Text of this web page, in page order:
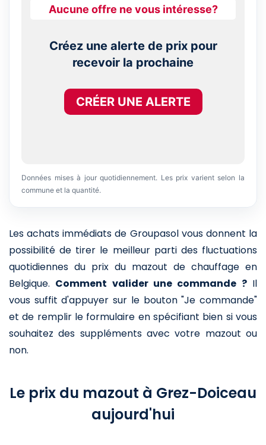
Aucune offre ne vous intéresse?
Créez une alerte de prix pour
recevoir la prochaine
CRÉER UNE ALERTE
Données mises à jour quotidiennement. Les prix varient selon la
commune et la quantité.
Les achats immédiats de Groupasol vous donnent la
possibilité de tirer le meilleur parti des fluctuations
quotidiennes du prix du mazout de chauffage en
Belgique. Comment valider une commande ?Il
vous suffit d'appuyer sur le bouton "Je commande"
et de remplir le formulaire en spécifiant bien si vous
souhaitez des suppléments avec votre mazout ou
non.
Le prix du mazout à Grez-Doiceau
aujourd'hui